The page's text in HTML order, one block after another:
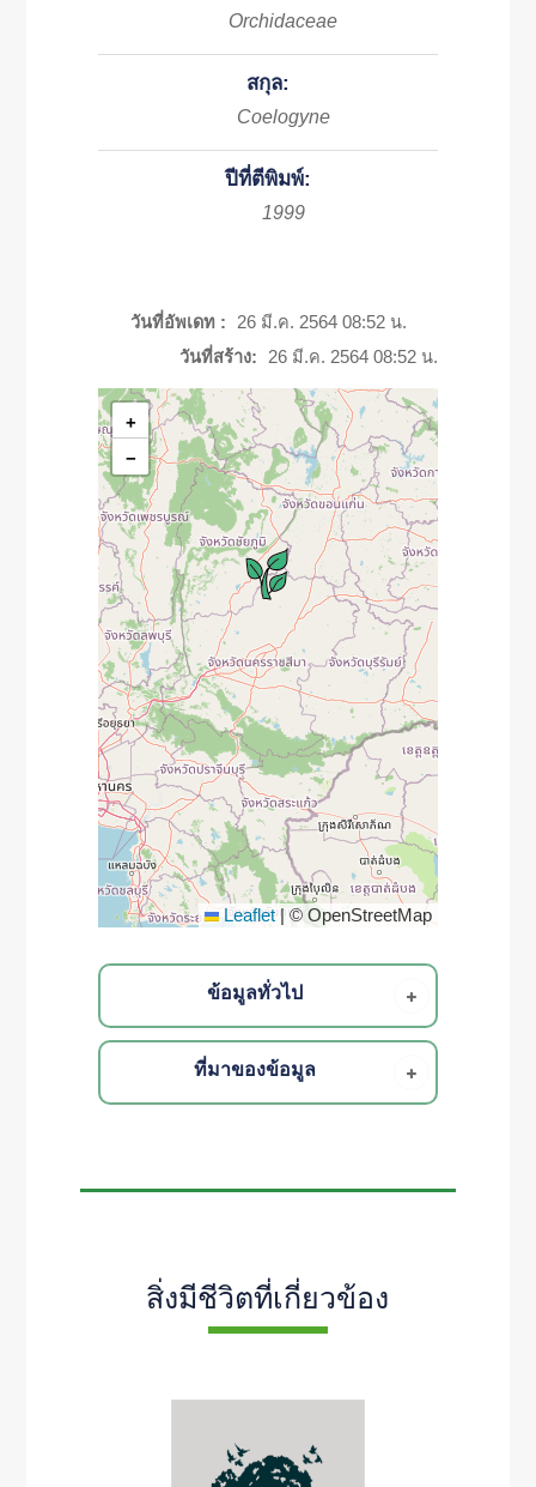
Orchidaceae
สกุล:
Coelogyne
ปีที่ตีพิมพ์:
1999
วันที่อัพเดท :
26 มี.ค. 2564 08:52 น.
วันที่สร้าง:
26 มี.ค. 2564 08:52 น.
+
−
Leaflet |© OpenStreetMap
ข้อมูลทั่วไป
ที่มาของข้อมูล
สิ่งมีชีวิตที่เกี่ยวข้อง